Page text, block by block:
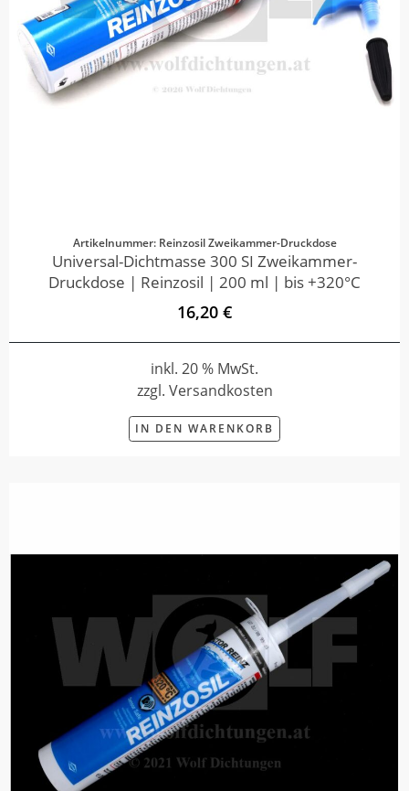
Artikelnummer: Reinzosil Zweikammer-Druckdose
Universal-Dichtmasse 300 SI Zweikammer-
Druckdose | Reinzosil | 200 ml | bis +320°C
16,20 €
inkl. 20 % MwSt.
zzgl. Versandkosten
IN DEN WARENKORB